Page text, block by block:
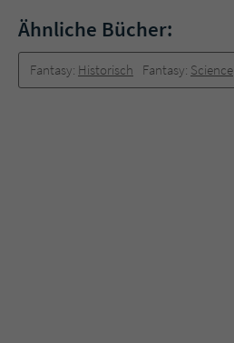
Ähnliche Bücher:
Fantasy: Historisch Fantasy: Science